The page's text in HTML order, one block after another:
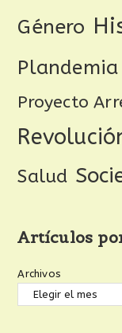
Género
Plandemia
Proyecto
Salud
Artículos
Archivos